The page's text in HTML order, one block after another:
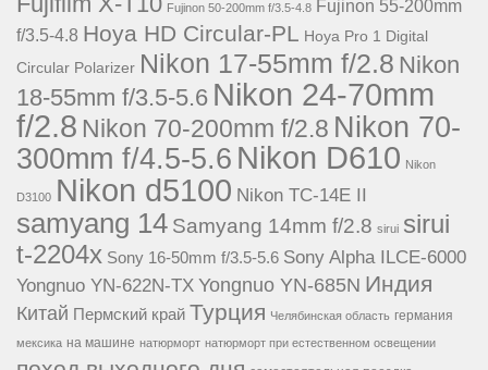
Fujinon 50-200mm f/3.5-4.8 Fujinon 55-200mm
f/3.5-4.8 Hoya HD Circular-PL Hoya Pro 1 Digital
Circular Polarizer Nikon 17-55mm f/2.8 Nikon
18-55mm f/3.5-5.6 Nikon 24-70mm
f/2.8 Nikon 70-200mm f/2.8 Nikon 70-
300mm f/4.5-5.6 Nikon D610 Nikon
D3100 Nikon d5100 Nikon TC-14E II
samyang 14 Samyang 14mm f/2.8 sirui sirui
t-2204x Sony 16-50mm f/3.5-5.6 Sony Alpha ILCE-6000
Yongnuo YN-622N-TX Yongnuo YN-685N Индия
Китай Пермский край Турция Челябинская область германия
мексика на машине натюрморт натюрморт при естественном освещении